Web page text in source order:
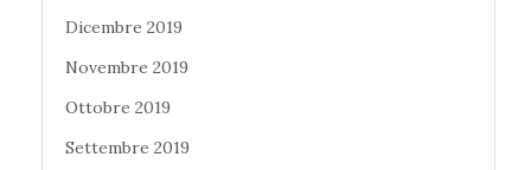
Dicembre 2019
Novembre 2019
Ottobre 2019
Settembre 2019